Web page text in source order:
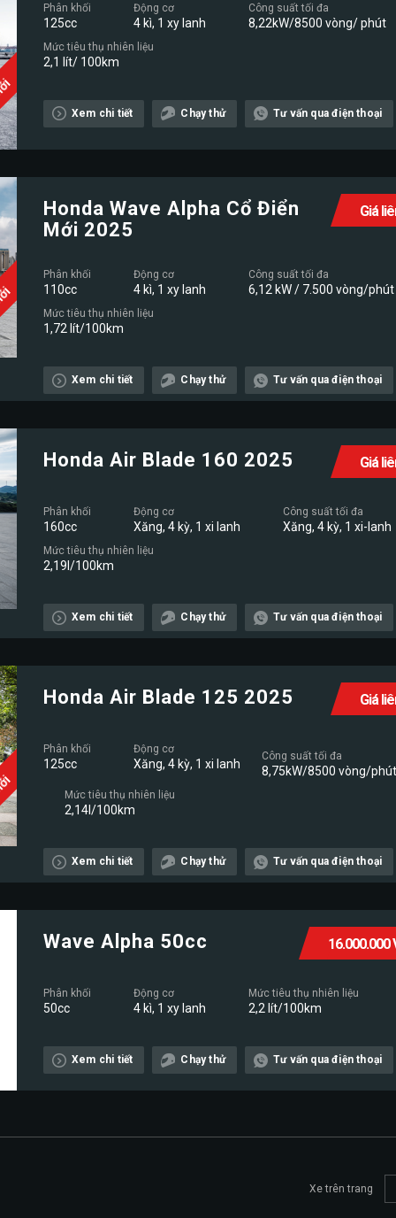
Phân khối
125cc
Động cơ
4 kì, 1 xy lanh
Công suất tối đa
8,22kW/8500 vòng/ phút
Mức tiêu thụ nhiên liệu
2,1 lít/ 100km
Xem chi tiết Chạy thử Tư vấn qua điện thoại
Giá
Honda Wave Alpha Cổ Điển
Mới 2025
Phân khối
110cc
Động cơ
4 kì, 1 xy lanh
Công suất tối đa
6,12 kW / 7.500 vòng/phút
Mức tiêu thụ nhiên liệu
1,72 lít/100km
Xem chi tiết Chạy thử Tư vấn qua điện thoại
Giá
Honda Air Blade 160 2025
Phân khối
160cc
Động cơ
Xăng, 4 kỳ, 1 xi lanh
Công suất tối đa
Xăng, 4 kỳ, 1 xi-lanh
Mức tiêu thụ nhiên liệu
2,19l/100km
Xem chi tiết Chạy thử Tư vấn qua điện thoại
Giá
Honda Air Blade 125 2025
Phân khối
125cc
Động cơ
Xăng, 4 kỳ, 1 xi lanh
Công suất tối đa
8,75kW/8500 vòng/phút
Mức tiêu thụ nhiên liệu
2,14l/100km
Xem chi tiết Chạy thử Tư vấn qua điện thoại
16.000.000
Wave Alpha 50cc
Phân khối
50cc
Động cơ
4 kì, 1 xy lanh
Mức tiêu thụ nhiên liệu
2,2 lít/100km
Xem chi tiết Chạy thử Tư vấn qua điện thoại
Xe trên trang